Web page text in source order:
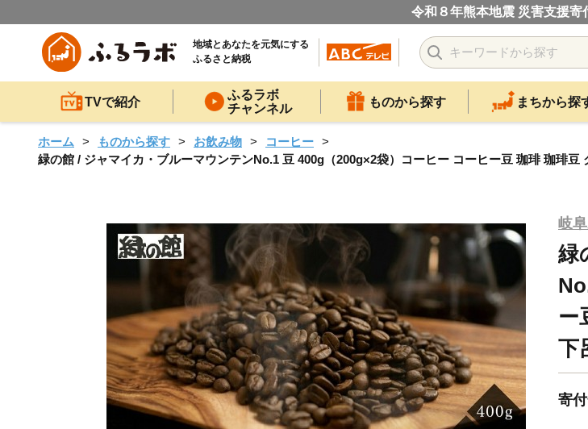
令和８年熊本地震 災害支援寄
地域とあなたを元気にする
ふるさと納税
TVで紹介
ふるラボ
チャンネル
ものから探す まちから探
ホーム ものから探す お飲み物
コーヒー
緑の館 / ジャマイカ・ブルーマウンテンNo.1 豆 400g（200g×2袋）コーヒー コーヒー豆 珈琲 珈琲豆
岐
緑
ー
下
寄